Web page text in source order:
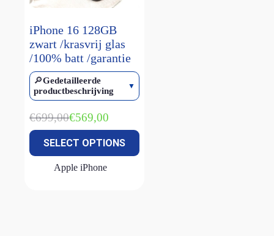
iPhone 16 128GB
zwart /krasvrij glas
/100% batt /garantie
🔎Gedetailleerde
productbeschrijving
€699,00Oorspronkelijke
was:
€699,00.
€569,00
Huidige
is:
€569,00.
SELECT OPTIONS
Apple iPhone
smart keyboard
Watch Ultra 1(1)
Watch Ultra 2(4)
(2)